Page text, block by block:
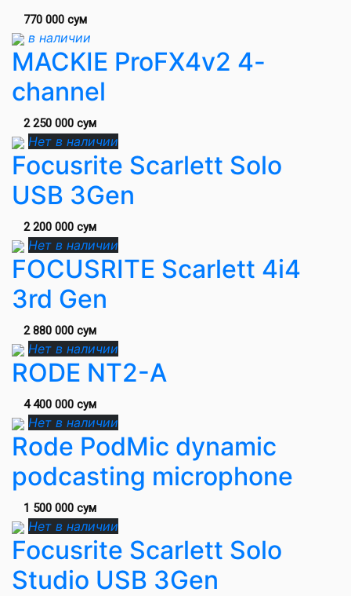
770 000 сум
в наличии
MACKIE ProFX4v2 4-
channel
2 250 000 сум
Нет в наличии
Focusrite Scarlett Solo
USB 3Gen
2 200 000 сум
Нет в наличии
FOCUSRITE Scarlett 4i4
3rd Gen
2 880 000 сум
Нет в наличии
RODE NT2-A
4 400 000 сум
Нет в наличии
Rode PodMic dynamic
podcasting microphone
1 500 000 сум
Нет в наличии
Focusrite Scarlett Solo
Studio USB 3Gen